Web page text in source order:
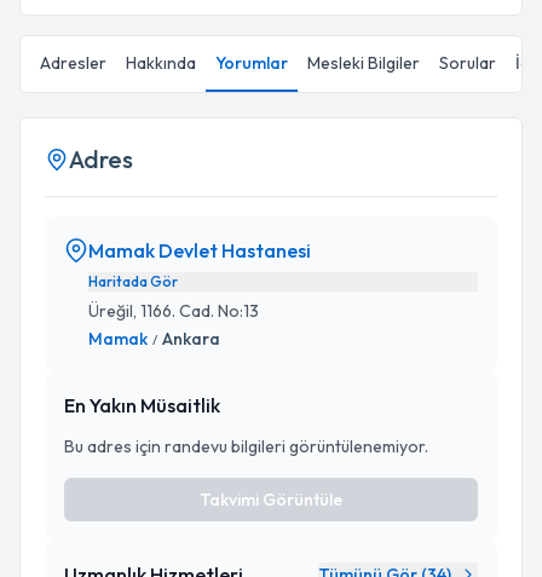
Adresler Hakkında Yorumlar Mesleki Bilgiler Sorular
Adres
Mamak Devlet Hastanesi
Haritada Gör
Üreğil, 1166. Cad. No:13
Mamak / Ankara
En Yakın Müsaitlik
Bu adres için randevu bilgileri görüntülenemiyor.
Takvimi Görüntüle